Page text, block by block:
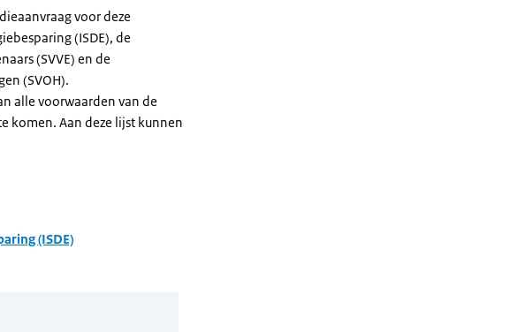
voor deze
(ISDE), de
(SVVE) en de
(SVOH).
alle voorwaarden van de
komen. Aan deze lijst kunnen
(ISDE)